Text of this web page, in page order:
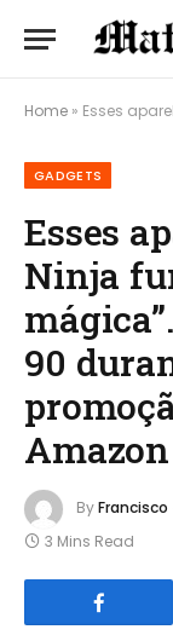
Home » Esses aparelhos de cozinha
GADGETS
Esses
Ninja
90
Amazon
ByFrancisco
3 Mins Read